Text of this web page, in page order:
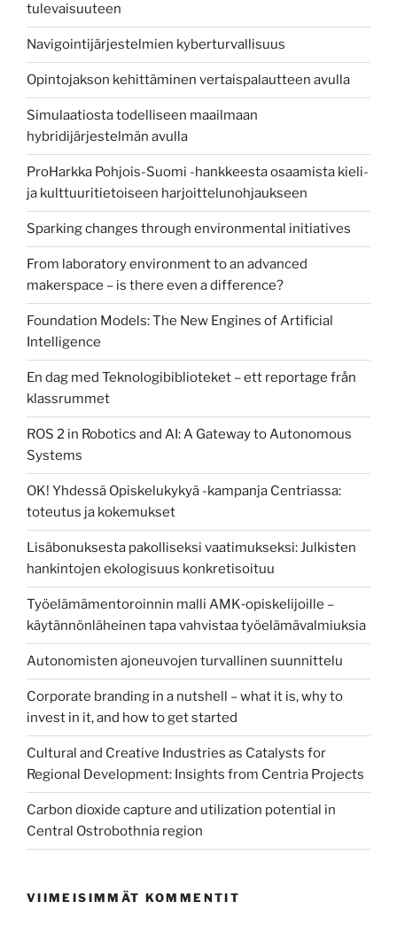
tulevaisuuteen
Navigointijärjestelmien kyberturvallisuus
Opintojakson kehittäminen vertaispalautteen avulla
Simulaatiosta todelliseen maailmaan
hybridijärjestelmän avulla
ProHarkka Pohjois-Suomi -hankkeesta osaamista kieli-
ja kulttuuritietoiseen harjoittelunohjaukseen
Sparking changes through environmental initiatives
From laboratory environment to an advanced
makerspace – is there even a difference?
Foundation Models: The New Engines of Artificial
Intelligence
En dag med Teknologibiblioteket – ett reportage från
klassrummet
ROS 2 in Robotics and AI: A Gateway to Autonomous
Systems
OK! Yhdessä Opiskelukykyä -kampanja Centriassa:
toteutus ja kokemukset
Lisäbonuksesta pakolliseksi vaatimukseksi: Julkisten
hankintojen ekologisuus konkretisoituu
Työelämämentoroinnin malli AMK‑opiskelijoille –
käytännönläheinen tapa vahvistaa työelämävalmiuksia
Autonomisten ajoneuvojen turvallinen suunnittelu
Corporate branding in a nutshell – what it is, why to
invest in it, and how to get started
Cultural and Creative Industries as Catalysts for
Regional Development: Insights from Centria Projects
Carbon dioxide capture and utilization potential in
Central Ostrobothnia region
VIIMEISIMMÄT KOMMENTIT